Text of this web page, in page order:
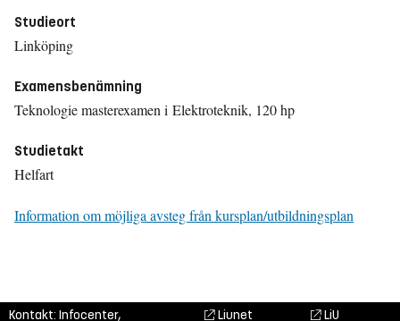
Studieort
Linköping
Examensbenämning
Teknologie masterexamen i Elektroteknik, 120 hp
Studietakt
Helfart
Information om möjliga avsteg från kursplan/utbildningsplan
Kontakt: Infocenter, Liunet LiU